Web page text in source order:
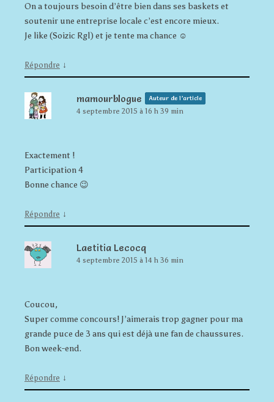
On a toujours besoin d’être bien dans ses baskets et
soutenir une entreprise locale c’est encore mieux.
Je like (Soizic Rgl) et je tente ma chance ☺
Répondre ↓
mamourblogue Auteur de l’article
4 septembre 2015 à 16 h 39 min
Exactement !
Participation 4
Bonne chance 😉
Répondre ↓
Laetitia Lecocq
4 septembre 2015 à 14 h 36 min
Coucou,
Super comme concours! J’aimerais trop gagner pour ma
grande puce de 3 ans qui est déjà une fan de chaussures.
Bon week-end.
Répondre ↓